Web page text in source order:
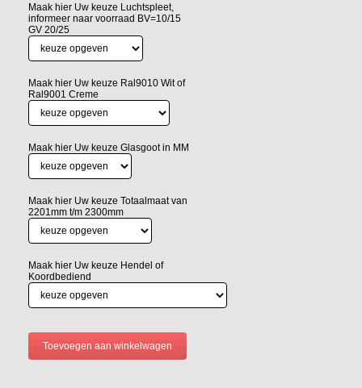
Maak hier Uw keuze Luchtspleet,
informeer naar voorraad BV=10/15
GV 20/25
Maak hier Uw keuze Ral9010 Wit of
Ral9001 Creme
Maak hier Uw keuze Glasgoot in MM
Maak hier Uw keuze Totaalmaat van
2201mm t/m 2300mm
Maak hier Uw keuze Hendel of
Koordbediend